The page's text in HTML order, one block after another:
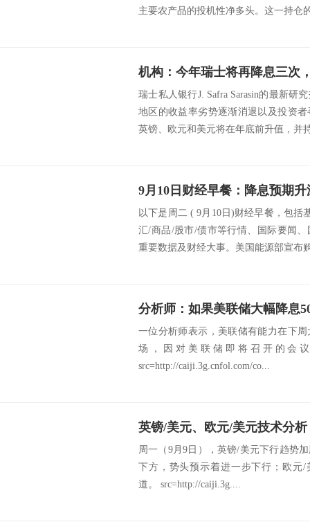
主要农产品的投机性净多头。这一持仓
瑞士私人银行J. Safra Sarasin的最新研
地区的收益率劣势逐渐消退以及投资
英镑、欧元和美元将在年底前升值，并
以下是周二 ( 9月10日)财经早餐，包括
汇/商品/股市/债市等行情、国际要闻
重要数据及财经大事。美国能源部宣布
分析师：如果美联储大幅降息
一位分析师表示，美联储有能力在下
场，因对美联储即将召开的会
src=http://caiji.3g.cnfol.com/co...
英镑/美元、欧元/美元技术分析
周一（9月9日），英镑/美元下行趋势
下方，势头预示着进一步下行；欧元/
道。 src=http://caiji.3g....